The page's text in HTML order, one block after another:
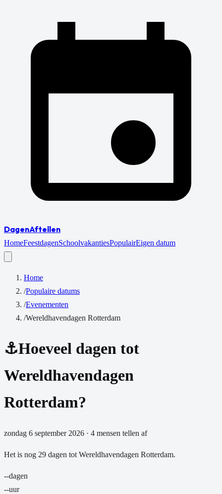
DagenAftellen
HomeFeestdagenSchoolvakantiesPopulairEigen datum
Home
/Populaire datums
/Evenementen
/Wereldhavendagen Rotterdam
⚓Hoeveel dagen tot
Wereldhavendagen
Rotterdam?
zondag 6 september 2026 · 4 mensen tellen af
Het is nog 29 dagen tot Wereldhavendagen Rotterdam.
--dagen
--uur